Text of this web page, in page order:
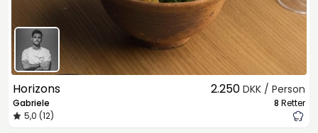
Horizons
Gabriele
5,0 (12)
2.250 DKK / Person
8 Retter